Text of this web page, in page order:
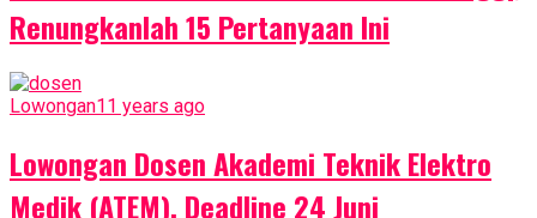
Renungkanlah 15 Pertanyaan Ini
Lowongan11 years ago
Lowongan Dosen Akademi Teknik Elektro
Medik (ATEM), Deadline 24 Juni